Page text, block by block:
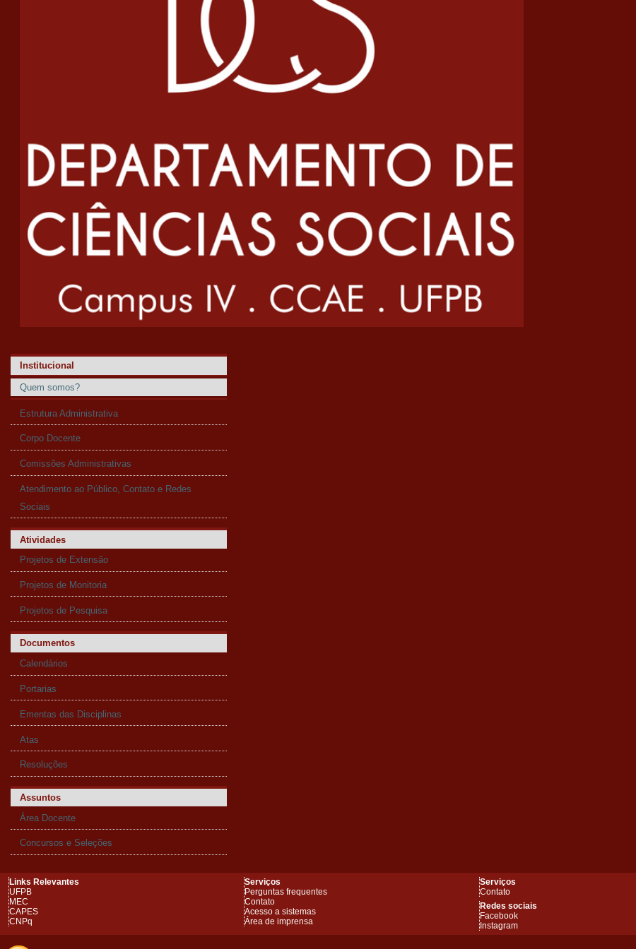
Institucional
Quem somos?
Estrutura Administrativa
Corpo Docente
Comissões Administrativas
Atendimento ao Público, Contato e Redes
Sociais
Atividades
Projetos de Extensão
Projetos de Monitoria
Projetos de Pesquisa
Documentos
Calendários
Portarias
Ementas das Disciplinas
Atas
Resoluções
Assuntos
Área Docente
Concursos e Seleções
Links Relevantes
UFPB
MEC
CAPES
CNPq
Serviços
Perguntas frequentes
Contato
Acesso a sistemas
Área de imprensa
Serviços
Contato
Redes sociais
Facebook
Instagram